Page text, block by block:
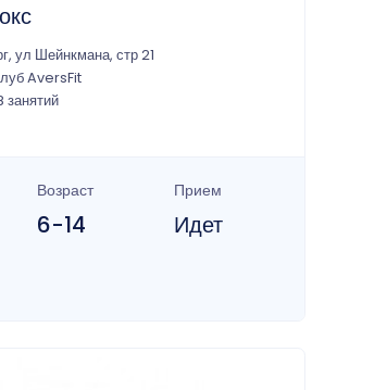
ул Шейнкмана, стр 21
AversFit
занятий
Возраст
6-14
Прием
Идет